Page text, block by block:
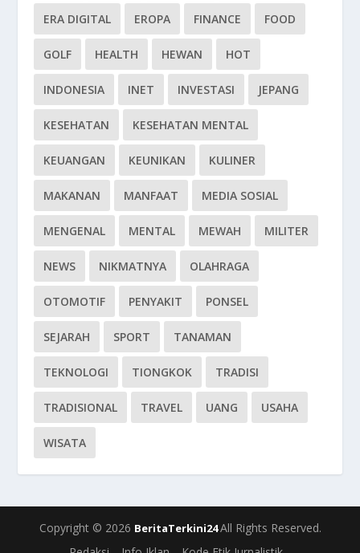
ERA DIGITAL EROPA FINANCE FOOD
GOLF HEALTH HEWAN HOT
INDONESIA INET INVESTASI JEPANG
KESEHATAN KESEHATAN MENTAL
KEUANGAN KEUNIKAN KULINER
MAKANAN MANFAAT MEDIA SOSIAL
MENGENAL MENTAL MEWAH MILITER
NEWS NIKMATNYA OLAHRAGA
OTOMOTIF PENYAKIT PONSEL
SEJARAH SPORT TANAMAN
TEKNOLOGI TIONGKOK TRADISI
TRADISIONAL TRAVEL UANG USAHA
WISATA
Copyright © 2026 BeritaTerkini24All Rights Reserved.